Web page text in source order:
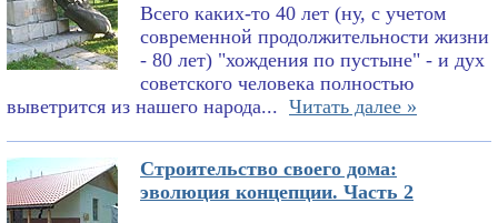
Всего каких-то 40 лет (ну, с учетом
современной продолжительности жизни
- 80 лет) "хождения по пустыне" - и дух
советского человека полностью
выветрится из нашего народа... Читать далее »
Строительство своего дома:
эволюция концепции. Часть 2